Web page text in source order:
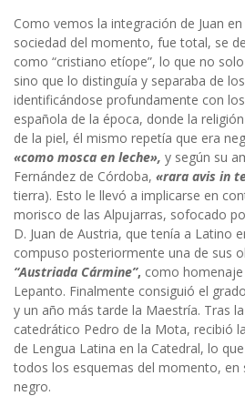
Como vemos la integración de Juan
sociedad del momento, fue total, se
como “cristiano etíope”, lo que no
sino que lo distinguía y separaba de
identificándose profundamente con
española de la época, donde la
de la piel, él mismo repetía que era
«como mosca en leche», y según su
Fernández de Córdoba, «rara avis in
tierra). Esto le llevó a implicarse en
morisco de las Alpujarras, sofocado
D. Juan de Austria, que tenía a Latino
compuso posteriormente una de sus
“Austriada Cármine”, como
Lepanto. Finalmente consiguió el
y un año más tarde la Maestría. Tras
catedrático Pedro de la Mota, recibió
de Lengua Latina en la Catedral, lo
todos los esquemas del momento, en
negro.